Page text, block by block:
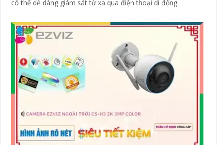
có thể dễ dàng giám sát từ xa qua điện thoại di động